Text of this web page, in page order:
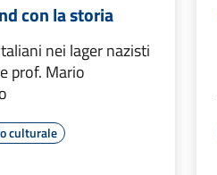
con la storia
nei lager nazisti
prof. Mario
culturale